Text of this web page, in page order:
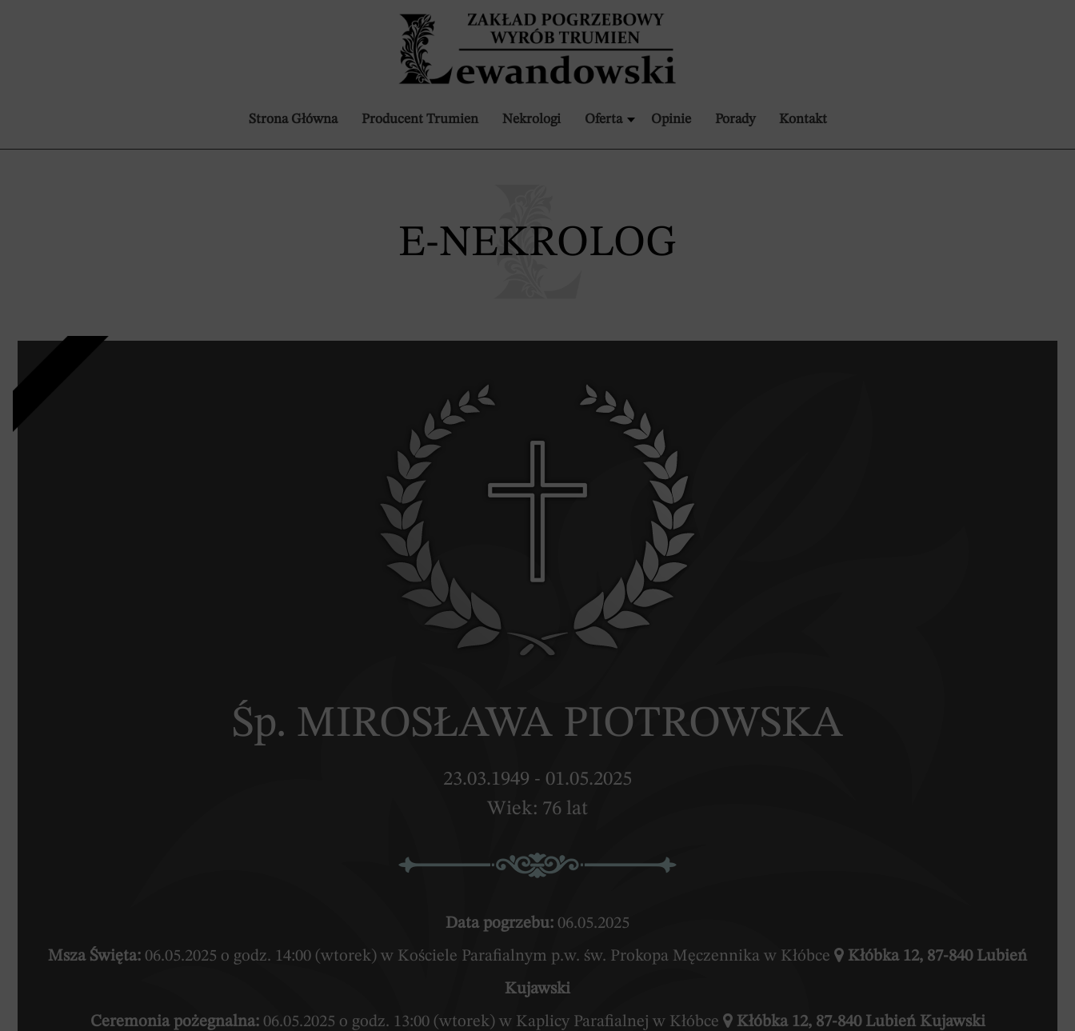
Strona Główna Producent Trumien Nekrologi Oferta Opinie Porady Kontakt
E-NEKROLOG
Śp. MIROSŁAWA PIOTROWSKA
23.03.1949 - 01.05.2025
Wiek: 76 lat
Data pogrzebu: 06.05.2025
Msza Święta: 06.05.2025 o godz. 14:00 (wtorek) w Kościele Parafialnym p.w. św. Prokopa Męczennika w Kłóbce
Kłóbka 12, 87-840 Lubień
Kujawski
Ceremonia pożegnalna:06.05.2025 o godz. 13:00 (wtorek) w Kaplicy Parafialnej w Kłóbce
Kłóbka 12, 87-840 Lubień Kujawski